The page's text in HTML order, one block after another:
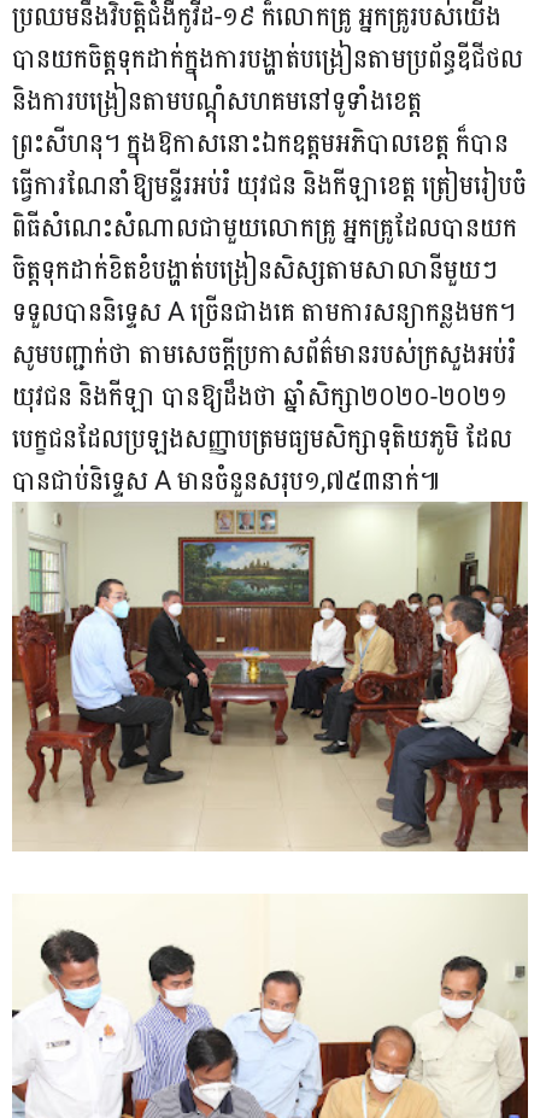
ប្រឈមនឹងវិបត្តិជំងឺកូវីដ-១៩ ក៏លោកគ្រូ អ្នកគ្រូរបស់យើង
បានយកចិត្តទុកដាក់ក្នុងការបង្ហាត់បង្រៀនតាមប្រព័ន្ធឌីជីថល
និងការបង្រៀនតាមបណ្តុំសហគមនៅទូទាំងខេត្ត
ព្រះសីហនុ។ ក្នុងឱកាសនោះឯកឧត្តមអភិបាលខេត្ត ក៏បាន
ធ្វើការណែនាំឱ្យមន្ទីរអប់រំ យុវជន និងកីឡាខេត្ត ត្រៀមរៀបចំ
ពិធីសំណេះសំណាលជាមួយលោកគ្រូ អ្នកគ្រូដែលបានយក
ចិត្តទុកដាក់ខិតខំបង្ហាត់បង្រៀនសិស្សតាមសាលានីមួយៗ
ទទួលបាននិទ្ទេស A ច្រើនជាងគេ តាមការសន្យាកន្លងមក។
សូមបញ្ជាក់ថា តាមសេចក្តីប្រកាសព័ត៌មានរបស់ក្រសួងអប់រំ
យុវជន និងកីឡា បានឱ្យដឹងថា ឆ្នាំសិក្សា២០២០-២០២១
បេក្ខជនដែលប្រឡងសញ្ញាបត្រមធ្យមសិក្សាទុតិយភូមិ ដែល
បានជាប់និទ្ទេស A មានចំនួនសរុប១,៧៥៣នាក់៕